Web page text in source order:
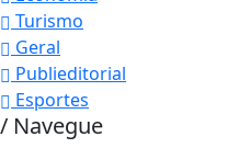
Turismo
Geral
Publieditorial
Esportes
/ Navegue